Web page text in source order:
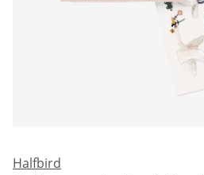
Halfbird